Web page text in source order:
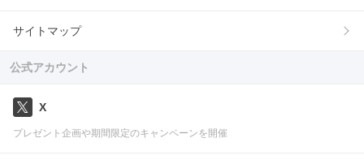
サイトマップ
公式アカウント
X
プレゼント企画や期間限定のキャンペーンを開催